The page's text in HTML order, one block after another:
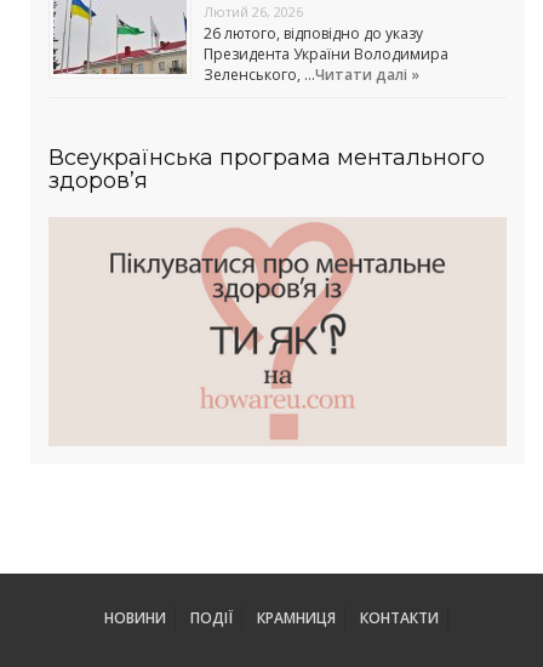
Лютий 26, 2026
26 лютого, відповідно до указу
Президента України Володимира
Зеленського, …Читати далі »
Всеукраїнська програма ментального
здоров’я
НОВИНИ ПОДІЇ КРАМНИЦЯ КОНТАКТИ